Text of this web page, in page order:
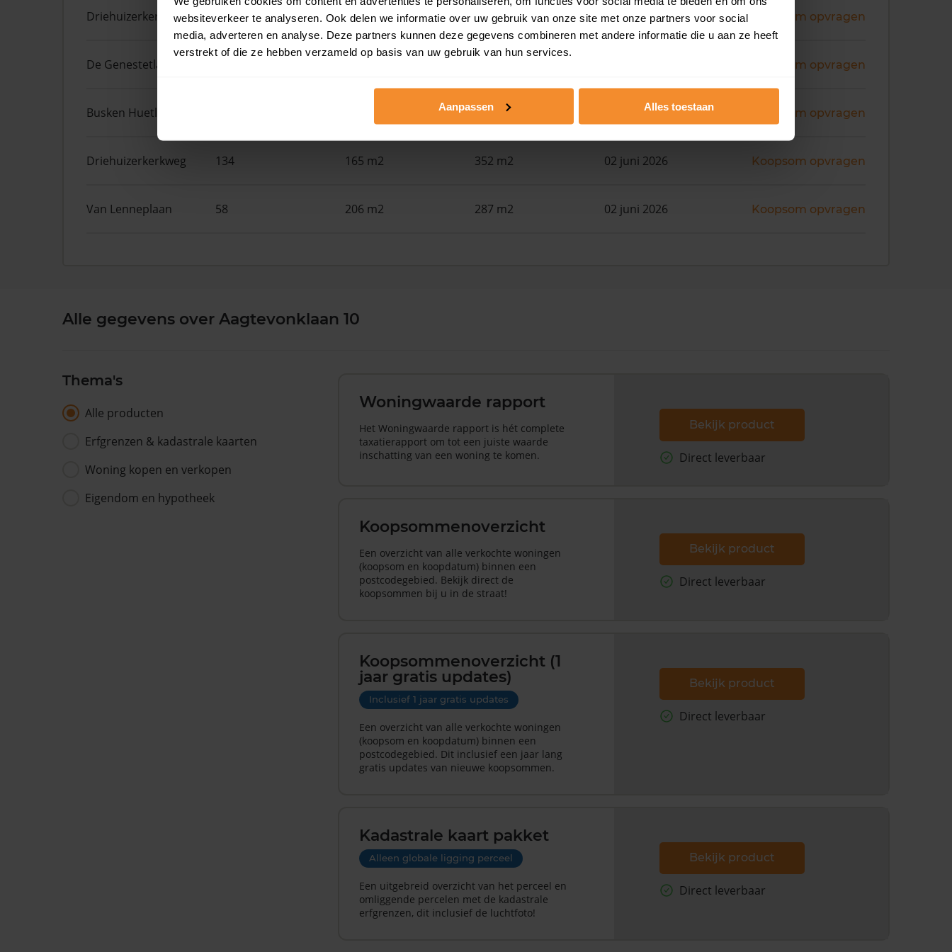
websiteverkeer te analyseren. Ook delen we informatie over uw gebruik van onze site met onze partners voor social
media, adverteren en analyse. Deze partners kunnen deze gegevens combineren met andere informatie die u aan ze heeft
verstrekt of die ze hebben verzameld op basis van uw gebruik van hun services.
Aanpassen Alles toestaan
Driehuizerkerkweg 96 146 m2 290 m2 15 juni 2026 Koopsom opvragen
De Genestetlaan Koopsom opvragen
Busken Huetlaan 132 m2 03 juni 2026 Koopsom opvragen
Driehuizerkerkweg 134 165 m2 352 m2 02 juni 2026 Koopsom opvragen
Van Lenneplaan 58 206 m2 287 m2 02 juni 2026 Koopsom opvragen
Alle gegevens over Aagtevonklaan 10
Thema's
Alle producten
Erfgrenzen & kadastrale kaarten
Woning kopen en verkopen
Eigendom en hypotheek
Woningwaarde rapport
Het Woningwaarde rapport is hét complete
taxatierapport om tot een juiste waarde
inschatting van een woning te komen.
Bekijk product
Direct leverbaar
Koopsommenoverzicht
Een overzicht van alle verkochte woningen
(koopsom en koopdatum) binnen een
postcodegebied. Bekijk direct de
koopsommen bij u in de straat!
Bekijk product
Direct leverbaar
Koopsommenoverzicht (1
jaar gratis updates)
Inclusief 1 jaar gratis updates
Een overzicht van alle verkochte woningen
(koopsom en koopdatum) binnen een
postcodegebied. Dit inclusief een jaar lang
gratis updates van nieuwe koopsommen.
Bekijk product
Direct leverbaar
Kadastrale kaart pakket
Alleen globale ligging perceel
Een uitgebreid overzicht van het perceel en
omliggende percelen met de kadastrale
erfgrenzen, dit inclusief de luchtfoto!
Bekijk product
Direct leverbaar